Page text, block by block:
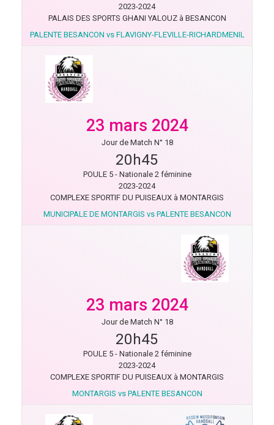
2023-2024
PALAIS DES SPORTS GHANI YALOUZ à BESANCON
PALENTE BESANCON vs FLAVIGNY-FLEVILLE-RICHARDMENIL
23 mars 2024
Jour de Match N° 18
20h45
POULE 5 - Nationale 2 féminine
2023-2024
COMPLEXE SPORTIF DU PUISEAUX à MONTARGIS
MUNICIPALE DE MONTARGIS vs PALENTE BESANCON
23 mars 2024
Jour de Match N° 18
20h45
POULE 5 - Nationale 2 féminine
2023-2024
COMPLEXE SPORTIF DU PUISEAUX à MONTARGIS
MONTARGIS vs PALENTE BESANCON